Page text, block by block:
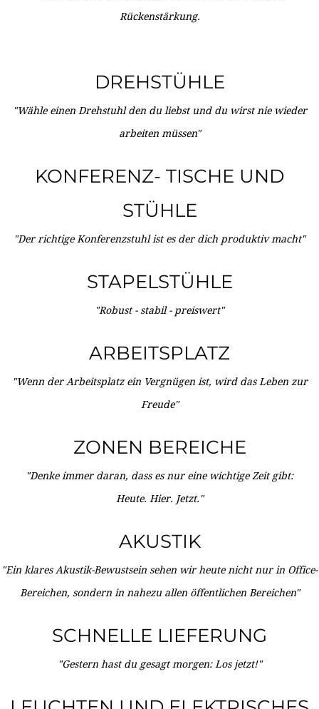
Rückenstärkung.
DREHSTÜHLE
"Wähle einen Drehstuhl den du liebst und du wirst nie wieder
arbeiten müssen"
KONFERENZ- TISCHE UND
STÜHLE
"Der richtige Konferenzstuhl ist es der dich produktiv macht"
STAPELSTÜHLE
"Robust - stabil - preiswert"
ARBEITSPLATZ
"Wenn der Arbeitsplatz ein Vergnügen ist, wird das Leben zur
Freude"
ZONEN BEREICHE
"Denke immer daran, dass es nur eine wichtige Zeit gibt:
Heute. Hier. Jetzt."
AKUSTIK
"Ein klares Akustik-Bewustsein sehen wir heute nicht nur in Office-
Bereichen, sondern in nahezu allen öffentlichen Bereichen"
SCHNELLE LIEFERUNG
"Gestern hast du gesagt morgen: Los jetzt!"